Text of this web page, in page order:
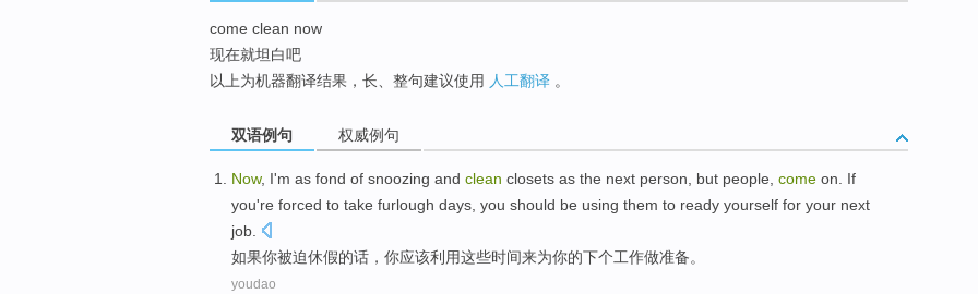
come clean now
现在就坦白吧
以上为机器翻译结果，长、整句建议使用 人工翻译 。
双语例句 权威例句
Now, I'm as fond of snoozing and clean closets as the next person, but people, come on. If
you're forced to take furlough days, you should be using them to ready yourself for your next
job
如果你被迫休假的话，你应该利用这些时间来为你的下个工作做准备。
youdao